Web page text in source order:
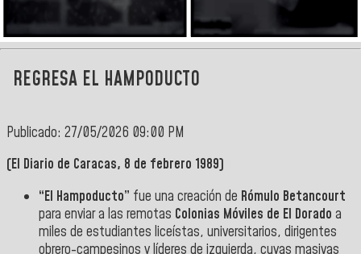
REGRESA EL HAMPODUCTO
Publicado: 27/05/2026 09:00 PM
(El Diario de Caracas, 8 de febrero 1989)
“El Hampoducto” fue una creación de Rómulo Betancourt
para enviar a las remotas Colonias Móviles de El Dorado a
miles de estudiantes liceístas, universitarios, dirigentes
obrero-campesinos y líderes de izquierda, cuyas masivas